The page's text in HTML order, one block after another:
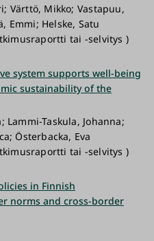
Värttö, Mikko; Vastapuu,
Emmi; Helske, Satu
tai -selvitys )
system supports well-being
sustainability of the
Lammi-Taskula, Johanna;
Österbacka, Eva
tai -selvitys )
in Finnish
norms and cross-border